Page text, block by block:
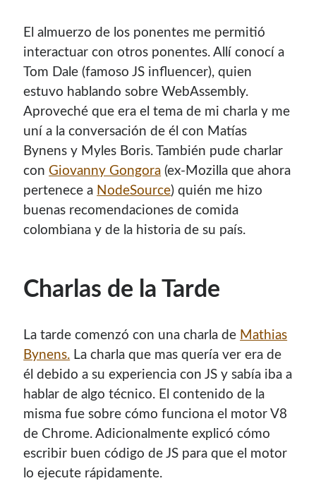
El almuerzo de los ponentes me permitió
interactuar con otros ponentes. Allí conocí a
Tom Dale (famoso JS influencer), quien
estuvo hablando sobre WebAssembly.
Aproveché que era el tema de mi charla y me
uní a la conversación de él con Matías
Bynens y Myles Boris. También pude charlar
con Giovanny Gongora (ex-Mozilla que ahora
pertenece a NodeSource) quién me hizo
buenas recomendaciones de comida
colombiana y de la historia de su país.
Charlas de la Tarde
La tarde comenzó con una charla de Mathias
Bynens. La charla que mas quería ver era de
él debido a su experiencia con JS y sabía iba a
hablar de algo técnico. El contenido de la
misma fue sobre cómo funciona el motor V8
de Chrome. Adicionalmente explicó cómo
escribir buen código de JS para que el motor
lo ejecute rápidamente.